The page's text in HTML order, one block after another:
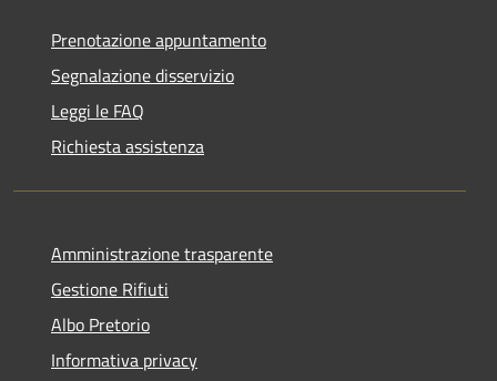
Prenotazione appuntamento
Segnalazione disservizio
Leggi le FAQ
Richiesta assistenza
Amministrazione trasparente
Gestione Rifiuti
Albo Pretorio
Informativa privacy